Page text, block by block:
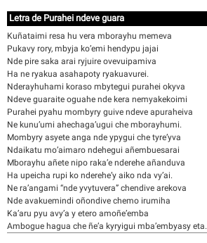
Letra de Purahei ndeve guara
Kuñataimi resa hu vera mborayhu memeva
Pukavy rory, mbyja ko’emi hendypu jajai
Nde pire saka arai ryjuire ovevuipamiva
Ha ne ryakua asahapoty ryakuavurei.
Nderayhuhami koraso mbytegui purahei okyva
Ndeve guaraite oguahe nde kera nemyakekoimi
Purahei pyahu mombyry guive ndeve apuraheiva
Ne kunu’umi ahechaga’ugui che mborayhumi.
Mombyry asyete anga nde ypygui che tyre’yva
Ndaikatu mo’aimaro ndehegui añembuesarai
Mborayhu añete nipo raka’e nderehe añanduva
Ha upeicha rupi ko nderehe’y aiko nda vy’ai.
Ne ra’angami “nde yvytuvera” chendive arekova
Nde avakuemindi oñondive chemo irumiha
Ka’aru pyu avy’a y etero amoñe’emba
Ambogue hagua che ñe’a kyryigui mba’embyasy eta.